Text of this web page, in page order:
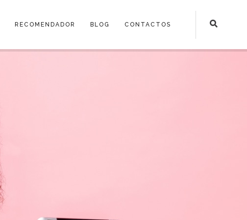
RECOMENDADOR BLOG CONTACTOS